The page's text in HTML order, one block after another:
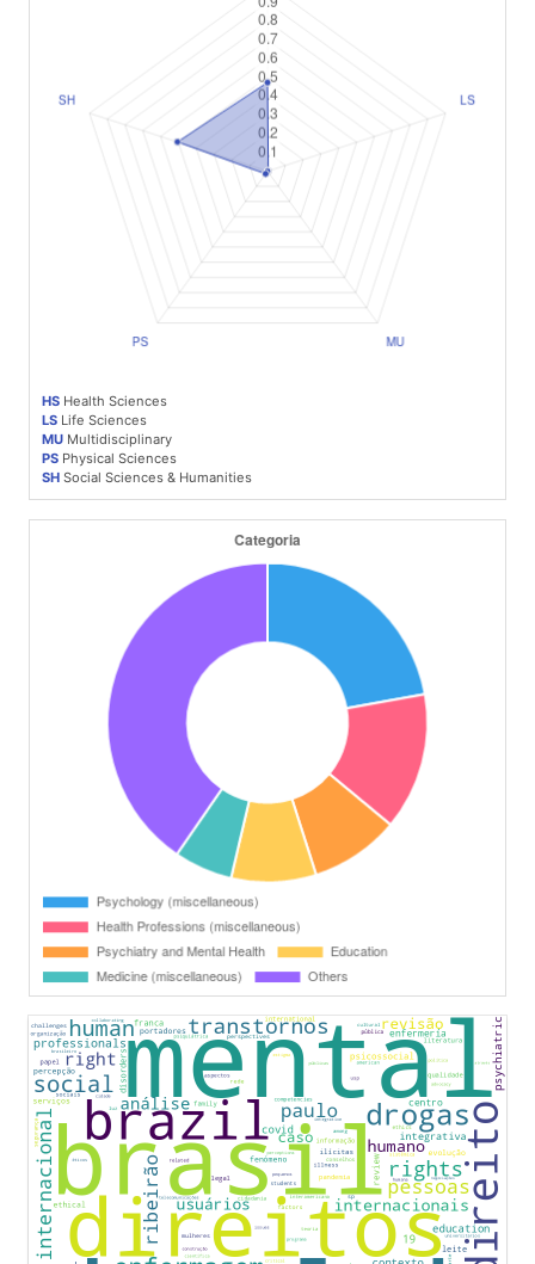
HS Health Sciences
LS Life Sciences
MU Multidisciplinary
PS Physical Sciences
SH Social Sciences & Humanities